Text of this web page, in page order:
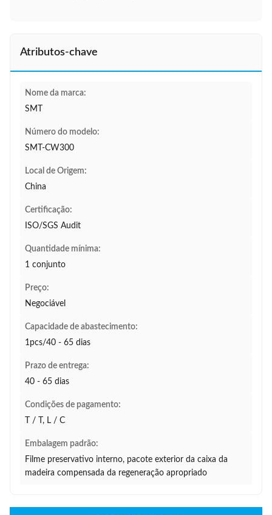
Atributos-chave
Nome da marca:
SMT
Número do modelo:
SMT-CW300
Local de Origem:
China
Certificação:
ISO/SGS Audit
Quantidade mínima:
1 conjunto
Preço:
Negociável
Capacidade de abastecimento:
1pcs/40 - 65 dias
Prazo de entrega:
40 - 65 dias
Condições de pagamento:
T / T, L / C
Embalagem padrão:
Filme preservativo interno, pacote exterior da caixa da
madeira compensada da regeneração apropriado